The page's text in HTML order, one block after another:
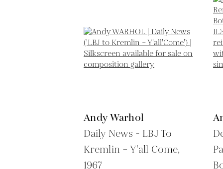
Andy Warhol
Daily News - LBJ To
Kremlin – Y'all Come,
1967